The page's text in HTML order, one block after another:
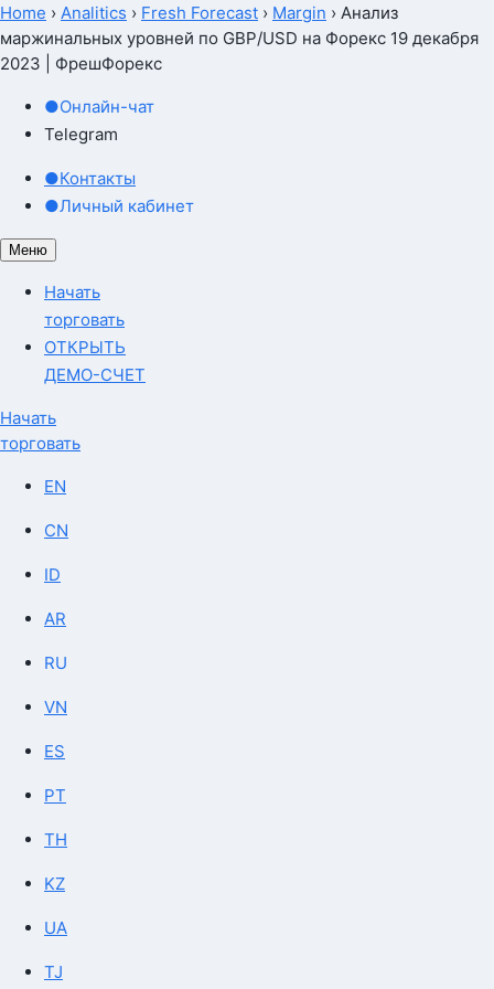
Home › Analitics › Fresh Forecast › Margin › Анализ
маржинальных уровней по GBP/USD на Форекс 19 декабря
2023 | ФрешФорекс
●Онлайн-чат
Telegram
●Контакты
●Личный кабинет
Меню
Начать
торговать
ОТКРЫТЬ
ДЕМО-СЧЕТ
Начать
торговать
EN
CN
ID
AR
RU
VN
ES
PT
TH
KZ
UA
TJ